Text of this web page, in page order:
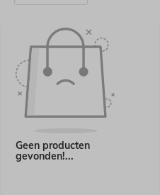
Geen producten
gevonden!...